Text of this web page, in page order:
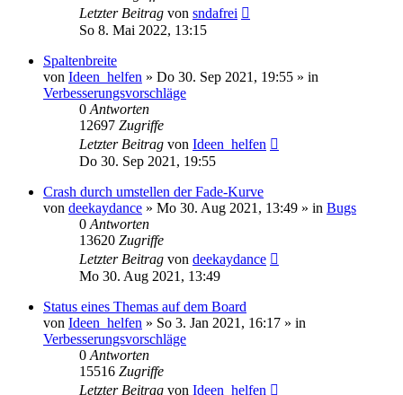
Letzter Beitrag von sndafrei
So 8. Mai 2022, 13:15
Spaltenbreite
von Ideen_helfen » Do 30. Sep 2021, 19:55 » in
Verbesserungsvorschläge
0 Antworten
12697 Zugriffe
Letzter Beitrag von Ideen_helfen
Do 30. Sep 2021, 19:55
Crash durch umstellen der Fade-Kurve
von deekaydance » Mo 30. Aug 2021, 13:49 » in Bugs
0 Antworten
13620 Zugriffe
Letzter Beitrag von deekaydance
Mo 30. Aug 2021, 13:49
Status eines Themas auf dem Board
von Ideen_helfen » So 3. Jan 2021, 16:17 » in
Verbesserungsvorschläge
0 Antworten
15516 Zugriffe
Letzter Beitrag von Ideen_helfen